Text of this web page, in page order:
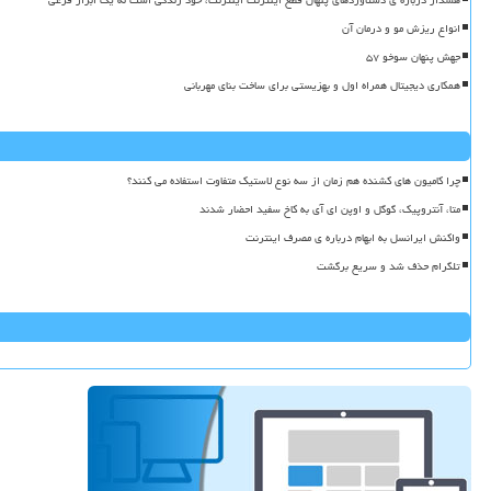
انواع ریزش مو و درمان آن
جهش پنهان سوخو ۵۷
همکاری دیجیتال همراه اول و بهزیستی برای ساخت بنای مهربانی
چرا کامیون های کشنده هم زمان از سه نوع لاستیک متفاوت استفاده می کنند؟
متا، آنتروپیک، گوگل و اوپن ای آی به کاخ سفید احضار شدند
واکنش ایرانسل به ابهام درباره ی مصرف اینترنت
تلگرام حذف شد و سریع برگشت